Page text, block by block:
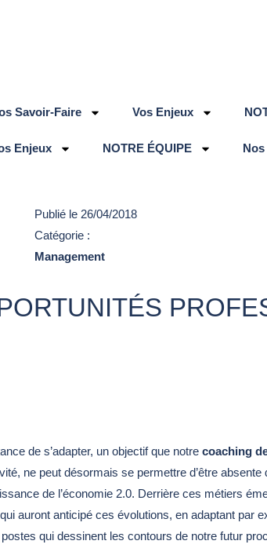
Savoir-Faire Vos Enjeux
Enjeux NOTRE ÉQUIPE
Publié le 26/04/2018
Catégorie :
Management
de s’adapter, un objectif que notre coaching
ne peut désormais se permettre d’être absente
de l’économie 2.0. Derrière ces métiers
auront anticipé ces évolutions, en adaptant par
postes qui dessinent les contours de notre futur